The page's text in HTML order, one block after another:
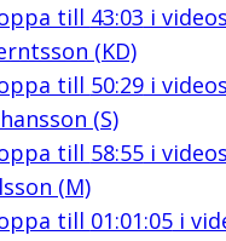
till 43:03 i
(KD)
till 50:29i
(S)
till 58:55i
(M)
till 01:01:05i